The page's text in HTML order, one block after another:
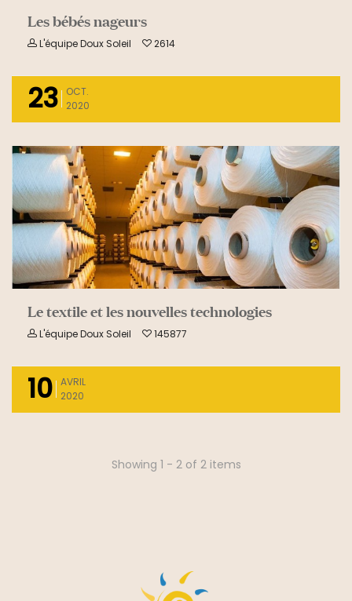
Les bébés nageurs
L'équipe Doux Soleil 2614
23
OCT.
2020
Le textile et les nouvelles technologies
L'équipe Doux Soleil 145877
10 AVRIL
2020
Showing 1 - 2 of 2 items